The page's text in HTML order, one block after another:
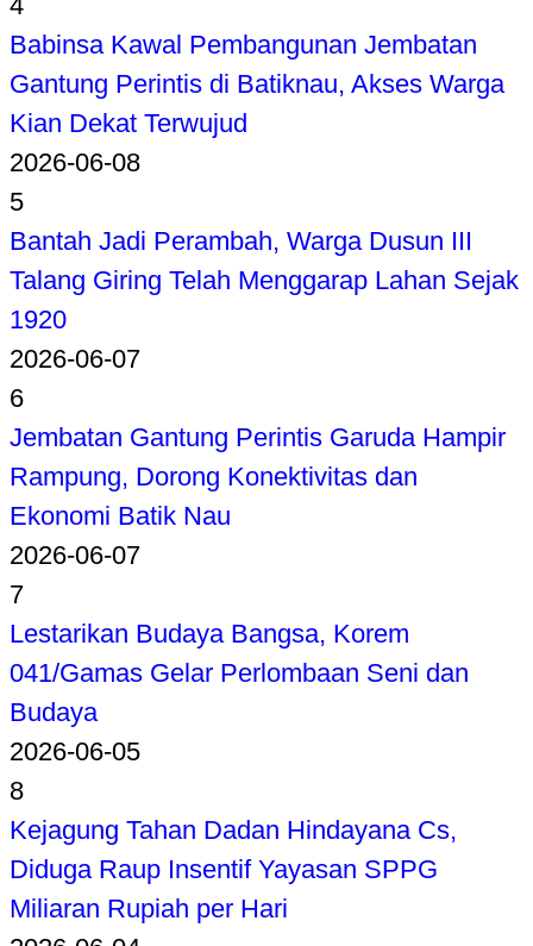
Babinsa Kawal Pembangunan Jembatan
Gantung Perintis di Batiknau, Akses Warga
Kian Dekat Terwujud
2026-06-08
5
Bantah Jadi Perambah, Warga Dusun III
Talang Giring Telah Menggarap Lahan Sejak
1920
2026-06-07
6
Jembatan Gantung Perintis Garuda Hampir
Rampung, Dorong Konektivitas dan
Ekonomi Batik Nau
2026-06-07
7
Lestarikan Budaya Bangsa, Korem
041/Gamas Gelar Perlombaan Seni dan
Budaya
2026-06-05
8
Kejagung Tahan Dadan Hindayana Cs,
Diduga Raup Insentif Yayasan SPPG
Miliaran Rupiah per Hari